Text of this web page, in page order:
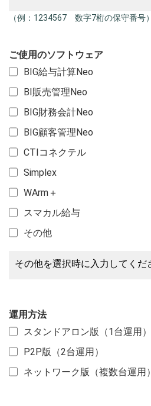
（例：1234567 数字7桁の保守番号）
ご使用のソフトウェア
BIG給与計算Neo
BI販売管理Neo
BIG財務会計Neo
BIG顧客管理Neo
CTIコネクテル
Simplex
WArm＋
スマカル給与
その他
運用方法
スタンドアロン版（1台運用）
P2P版（2台運用）
ネットワーク版（複数台運用）